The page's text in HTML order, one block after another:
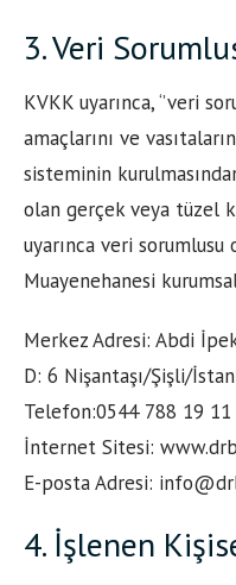
3. Veri
KVKK uyarınca, ‘’veri
amaçlarını ve
sisteminin
olan gerçek veya tüzel
uyarınca veri
Muayenehanesi
Merkez Adresi: Abdi
D: 6 Nişantaşı/Şişli/
Telefon:0544 788 19 11
İnternet Sitesi:
E-posta Adresi:
4. İşlenen